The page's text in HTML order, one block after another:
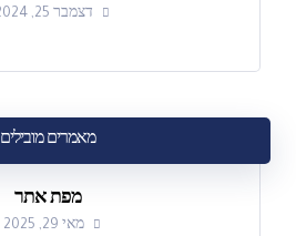
דצמבר 25, 2024
מאמרים מובילים
מפת אתר
מאי 29, 2025